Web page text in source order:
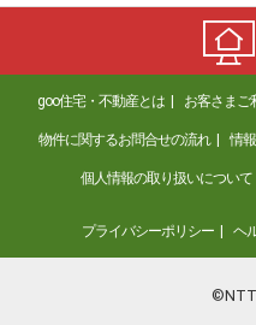
goo住宅・不動産とは お客さまご
物件に関するお問合せの流れ 情
個人情報の取り扱いについて
プライバシーポリシー ヘ
©NTT